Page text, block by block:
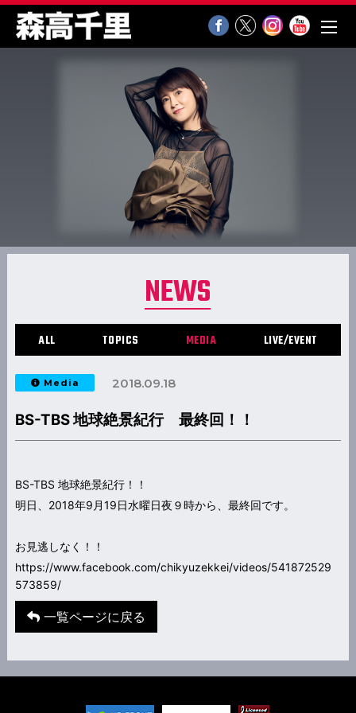
NEWS
ALL TOPICS MEDIA LIVE/EVENT
Media 2018.09.18
BS-TBS 地球絶景紀行 最終回！！
BS-TBS 地球絶景紀行！！
明日、2018年9月19日水曜日夜９時から、最終回です。
お見逃しなく！！
https://www.facebook.com/chikyuzekkei/videos/541872529
573859/
一覧ページに戻る